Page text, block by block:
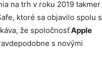
na trh v roku 2019 takmer
ktoré sa objavilo spolu s
že spoločnosťApple
s novými